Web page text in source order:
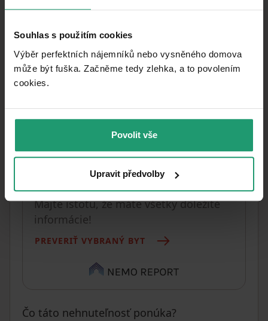
Souhlas s použitím cookies
Výběr perfektních nájemníků nebo vysněného domova
může být fuška. Začněme tedy zlehka, a to povolením
cookies.​
Povolit vše
Upravit předvolby
DISPOZÍCIA
POSCHODIE 3. poschodie z 4
VLASTNÍCTVO
UMIESTNENIE Centrum mesta
33 881,36 CZK
Vyberáte byt?
Majte istotu, že máte všetky dôležité
informácie!
PREVERIŤ VYBRANÝ BYT
Čo táto nehnuteľnosť ponúka?